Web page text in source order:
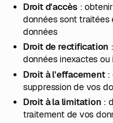
Droit d'accès :
données sont
données
Droit de rectification
données inexactes
Droit à l'effacement:
suppression de vos
Droit à la limitation :
traitement de vos